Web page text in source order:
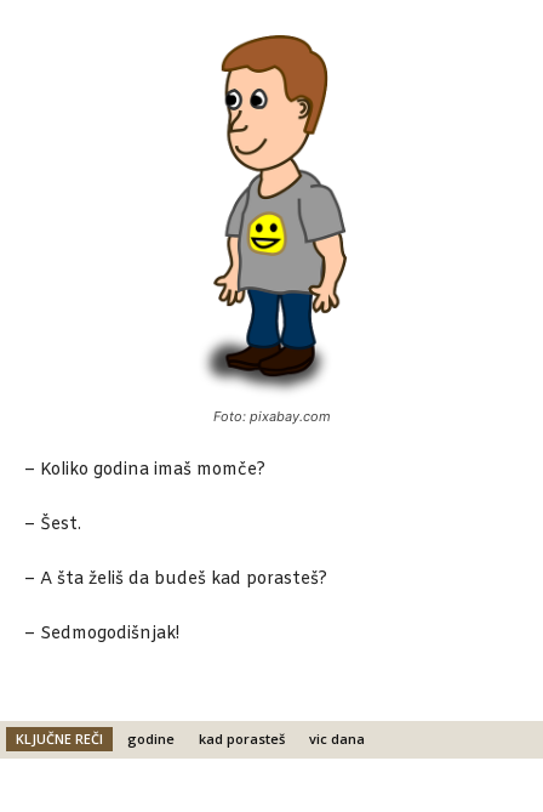
Foto: pixabay.com
– Koliko godina imaš momče?
– Šest.
– A šta želiš da budeš kad porasteš?
– Sedmogodišnjak!
KLJUČNE REČI godine kad porasteš vic dana